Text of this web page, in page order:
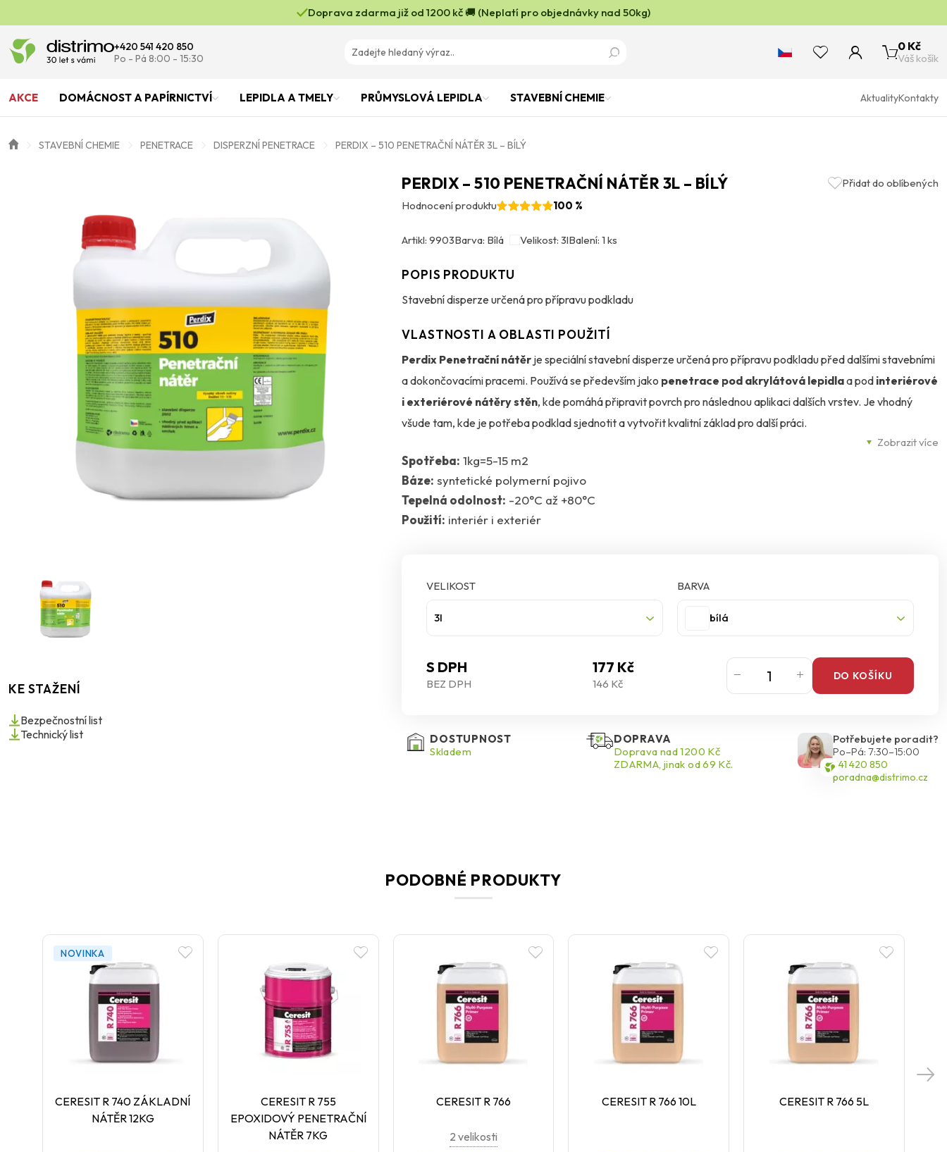
Doprava zdarma již od 1200 kč 🚚 (Neplatí pro objednávky nad 50kg)
+420 541 420 850
Po - Pá 8:00 - 15:30
0 Kč
Váš košík
AKCE DOMÁCNOST A PAPÍRNICTVÍ LEPIDLA A TMELY PRŮMYSLOVÁ LEPIDLA STAVEBNÍ CHEMIE AktualityKontakty
STAVEBNÍ CHEMIE PENETRACE DISPERZNÍ PENETRACE PERDIX – 510 PENETRAČNÍ NÁTĚR 3L – BÍLÝ
PERDIX – 510 PENETRAČNÍ NÁTĚR 3L – BÍLÝ
Přidat do oblíbených
Hodnocení produktu
100 %
Artikl: 9903Barva: Bílá Velikost: 3lBalení: 1 ks
KE STAŽENÍ
Bezpečnostní list
Technický list
POPIS PRODUKTU
Stavební disperze určená pro přípravu podkladu
Zobrazit více
VLASTNOSTI A OBLASTI POUŽITÍ
Perdix Penetrační nátěr je speciální stavební disperze určená pro přípravu podkladu před dalšími stavebními
a dokončovacími pracemi. Používá se především jako penetrace pod akrylátová lepidlaa pod interiérové
i exteriérové nátěry stěn, kde pomáhá připravit povrch pro následnou aplikaci dalších vrstev. Je vhodný
všude tam, kde je potřeba podklad sjednotit a vytvořit kvalitní základ pro další práci.
Výrobek je založen na styren-akrylátové disperzi
stavebních i renovačních pracích. Kromě samotné penetrace jej lze použít také jako
betonu, což z něj dělá praktického pomocníka pro více typů aplikací.
přispívá k jejich správné aplikaci. Je tak ideální volbou pro profesionály i běžné uživatele, kteří chtějí při práci
vsadit na spolehlivou přípravu podkladu.
Spotřeba: 1kg=5-15 m2
Báze: syntetické polymerní pojivo
Tepelná odolnost: -20°C až +80°C
Použití: interiér i exteriér
VELIKOST
3l
BARVA
bílá
S DPH 177 Kč
BEZ DPH 146 Kč
DO KOŠÍKU
DOSTUPNOST
Skladem
DOPRAVA
Doprava nad 1200 Kč
ZDARMA, jinak od 69 Kč.
Potřebujete poradit?
Po–Pá: 7:30–15:00
541 420 850
poradna@distrimo.cz
PODOBNÉ PRODUKTY
NOVINKA
CERESIT R 740 ZÁKLADNÍ
NÁTĚR 12KG
CERESIT R 755
EPOXIDOVÝ PENETRAČNÍ
NÁTĚR 7KG
CERESIT R 766
2 velikosti
CERESIT R 766 10L CERESIT R 766 5L